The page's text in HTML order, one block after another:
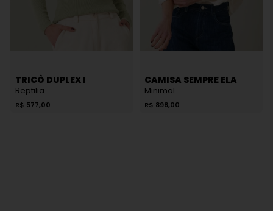
R$ 577,00
Reptilia
TRICÔ DUPLEX I
R$ 898,00
Minimal
CAMISA SEMPRE ELA